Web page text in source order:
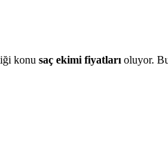
konu saç ekimi fiyatları oluyor.